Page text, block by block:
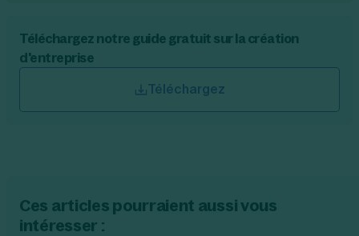
Téléchargez notre guide gratuit sur la création
d'entreprise
Téléchargez
Ces articles pourraient aussi vous
intéresser :